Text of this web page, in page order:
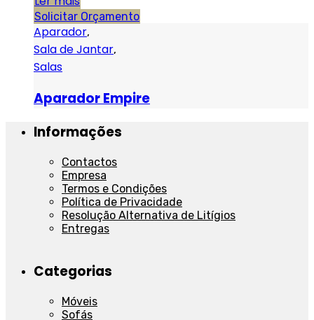
Solicitar Orçamento
Aparador,
Sala de Jantar,
Salas
Aparador Empire
Informações
Contactos
Empresa
Termos e Condições
Política de Privacidade
Resolução Alternativa de Litígios
Entregas
Categorias
Móveis
Sofás